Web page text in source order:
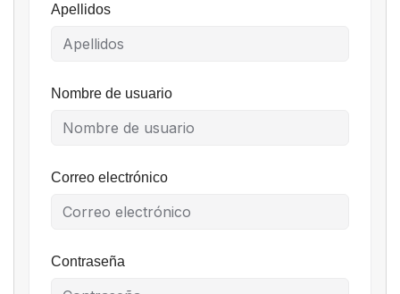
Apellidos
Nombre de usuario
Correo electrónico
Contraseña